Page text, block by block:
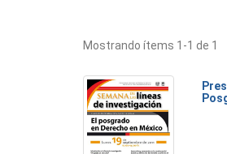
Mostrando ítems 1-1 de 1